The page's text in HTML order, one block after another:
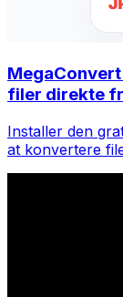
filer direkte
Installer den
at konvertere